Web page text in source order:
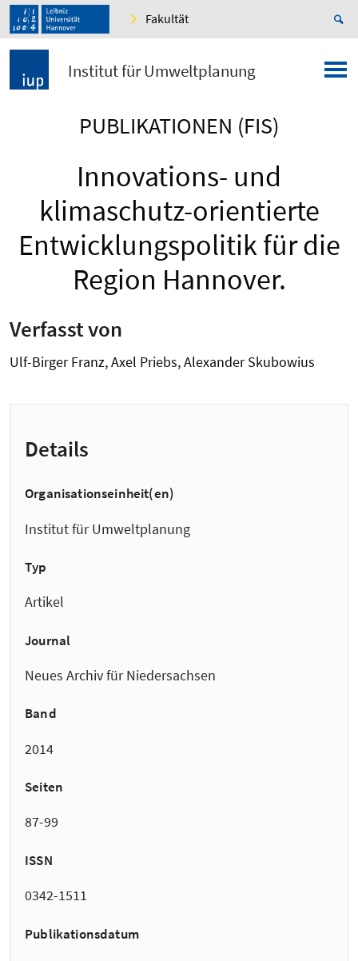
Fakultät
Institut für Umweltplanung
PUBLIKATIONEN (FIS)
Innovations- und
klimaschutz-orientierte
Entwicklungspolitik für die
Region Hannover.
Verfasst von
Ulf-Birger Franz, Axel Priebs, Alexander Skubowius
Details
Organisationseinheit(en)
Institut für Umweltplanung
Typ
Artikel
Journal
Neues Archiv für Niedersachsen
Band
2014
Seiten
87-99
ISSN
0342-1511
Publikationsdatum